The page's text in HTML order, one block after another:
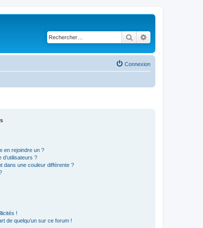
Rechercher
Connexion
en rejoindre un ?
d’utilisateurs ?
dans une couleur différente ?
!
de quelqu’un sur ce forum !